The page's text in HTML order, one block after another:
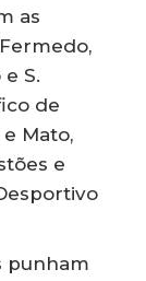
as
S.
de
Mato,
e
punham